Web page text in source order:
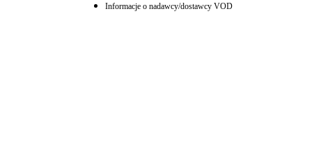
Informacje o nadawcy/dostawcy VOD